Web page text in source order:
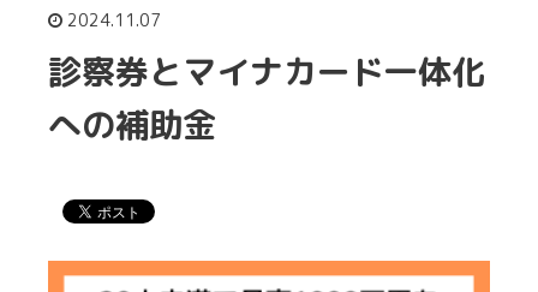
2024.11.07
診察券とマイナカード一体化
への補助金